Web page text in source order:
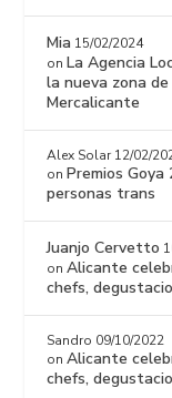
Mia 15/02/2024
onLa Agencia
la nueva zona
Mercalicante
Alex Solar 12/02/
onPremios
personas trans
Juanjo Cervetto
onAlicante
chefs,
Sandro 09/10/2022
onAlicante
chefs,